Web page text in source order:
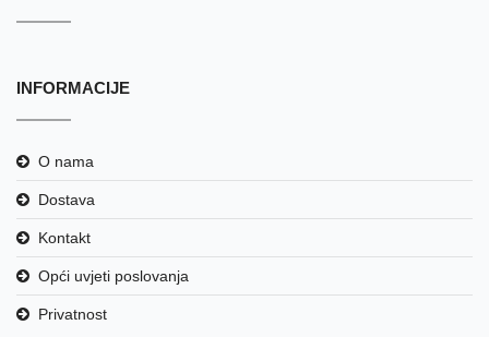
INFORMACIJE
O nama
Dostava
Kontakt
Opći uvjeti poslovanja
Privatnost